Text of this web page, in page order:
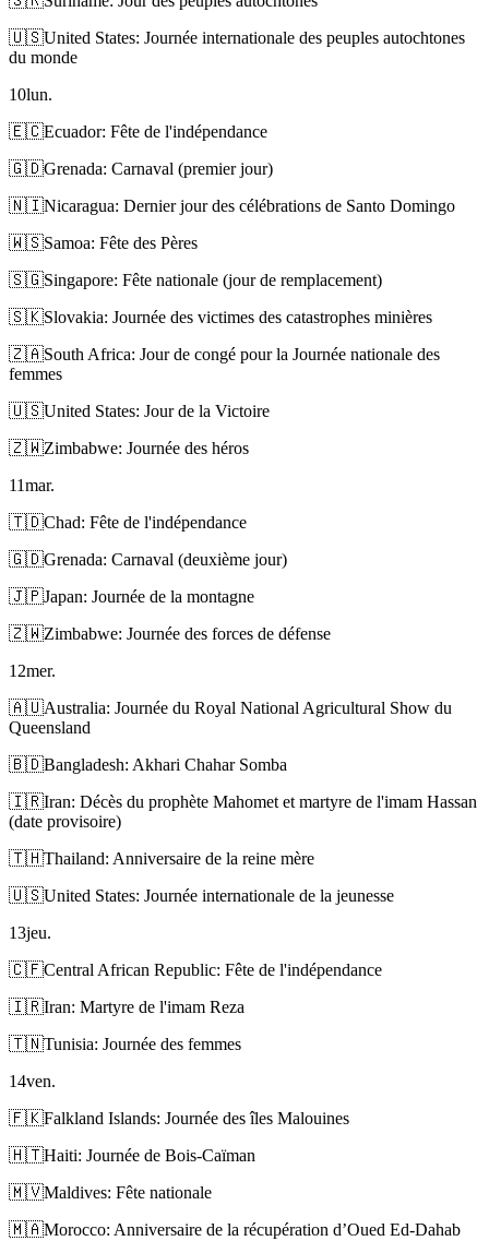
🇺🇸United States: Journée internationale des peuples autochtones
du monde
10lun.
🇪🇨Ecuador: Fête de l'indépendance
🇬🇩Grenada: Carnaval (premier jour)
🇳🇮Nicaragua: Dernier jour des célébrations de Santo Domingo
🇼🇸Samoa: Fête des Pères
🇸🇬Singapore: Fête nationale (jour de remplacement)
🇸🇰Slovakia: Journée des victimes des catastrophes minières
🇿🇦South Africa: Jour de congé pour la Journée nationale des
femmes
🇺🇸United States: Jour de la Victoire
🇿🇼Zimbabwe: Journée des héros
11mar.
🇹🇩Chad: Fête de l'indépendance
🇬🇩Grenada: Carnaval (deuxième jour)
🇯🇵Japan: Journée de la montagne
🇿🇼Zimbabwe: Journée des forces de défense
12mer.
🇦🇺Australia: Journée du Royal National Agricultural Show du
Queensland
🇧🇩Bangladesh: Akhari Chahar Somba
🇮🇷Iran: Décès du prophète Mahomet et martyre de l'imam Hassan
(date provisoire)
🇹🇭Thailand: Anniversaire de la reine mère
🇺🇸United States: Journée internationale de la jeunesse
13jeu.
🇨🇫Central African Republic: Fête de l'indépendance
🇮🇷Iran: Martyre de l'imam Reza
🇹🇳Tunisia: Journée des femmes
14ven.
🇫🇰Falkland Islands: Journée des îles Malouines
🇭🇹Haiti: Journée de Bois-Caïman
🇲🇻Maldives: Fête nationale
🇲🇦Morocco: Anniversaire de la récupération d’Oued Ed-Dahab